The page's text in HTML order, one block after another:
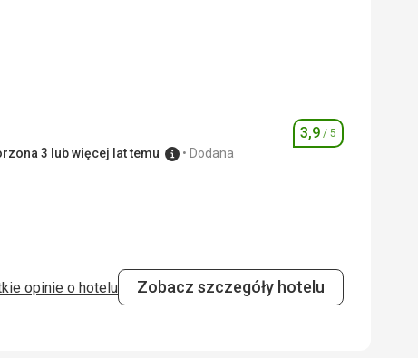
Ocena
3,9 / 5
3 lub więcej lat temu
Dodana
4,0/ 5
Zobacz szczegóły hotelu
opinie o hotelu